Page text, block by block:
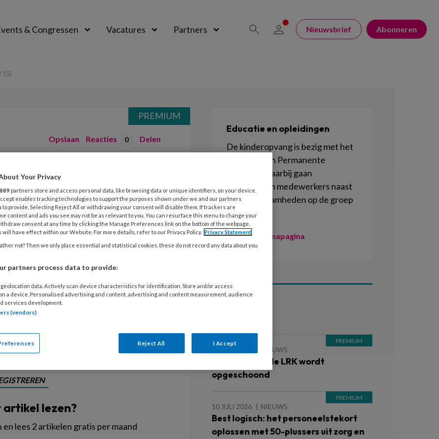
& Congressen Vacatures Partners Nieuwsbrief Abonneren
(5)
Opslaan Reacties 0 Delen
– Met de jury
Muriel in de auto op de heenweg
heel veel onderwerpen te
Van de hak op de tak, midden in
op een ander onderwerp,
hoeft te hebben met eerdere
om me van te voren zorgen
zouden volgen.
lezen?
lees 2 artikelen gratis per maand
PREMIUM
Educatie en opleidingen
De kinderopvang is bezig met het
invoeren van Permanente
Educatie. Daarbij gaan
pedagogisch medewerkers naast
hun werkzaamheden op de groep
bijleren.
Naar de themapagina
NIEUWS
Het vernieuwde LRK wordt
opgeschoond
10 JULI 2026 NIEUWS
Best logisch: het personeelstekort
oplossen met 50-plussers uit zorg en
Your Privacy
889 partners store and access personal data, like browsing data or unique identifiers, on your device.
enables tracking technologies to support the purposes shown under we and our partners
to provide. Selecting Reject All or withdrawing your consent will disable them. If trackers are
content and ads you see may not be as relevant to you. You can resurface this menu to change your
consent at any time by clicking the Manage Preferences link on the bottom of the webpage.
will have effect within our Website. For more details, refer to our Privacy Policy. Privacy Statement
not? Then we only place essential and statistical cookies, these do not record any data about you
partners process data to provide:
data. Actively scan device characteristics for identification. Store and/or access
a device. Personalised advertising and content, advertising and content measurement, audience
services development.
(vendors)
Reject All I Accept